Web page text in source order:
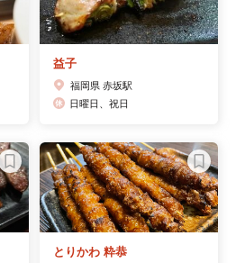
益子
福岡県 赤坂駅
日曜日、祝日
とりかわ 粋恭